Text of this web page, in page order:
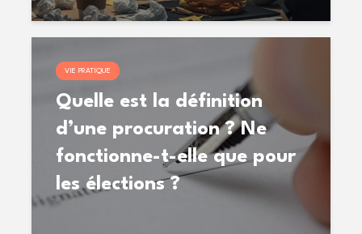
VIE PRATIQUE
Quelle est la définition
d’une procuration ? Ne
fonctionne-t-elle que pour
les élections ?